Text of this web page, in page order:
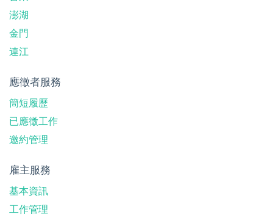
澎湖
金門
連江
應徵者服務
簡短履歷
已應徵工作
邀約管理
雇主服務
基本資訊
工作管理